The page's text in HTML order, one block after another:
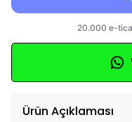
Ürün Açıklaması